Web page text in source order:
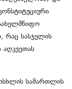
რაც სასჯელის
სამართლის